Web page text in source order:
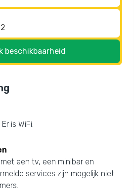
beschikbaarheid
is WiFi.
een tv, een minibar en
services zijn mogelijk niet